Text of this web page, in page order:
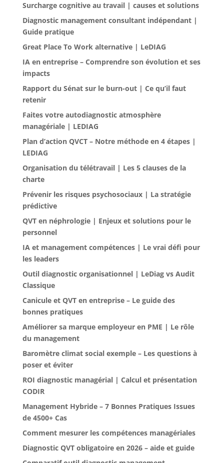
Surcharge cognitive au travail | causes et solutions
Diagnostic management consultant indépendant |
Guide pratique
Great Place To Work alternative | LeDIAG
IA en entreprise – Comprendre son évolution et ses
impacts
Rapport du Sénat sur le burn-out | Ce qu’il faut
retenir
Faites votre autodiagnostic atmosphère
managériale | LEDIAG
Plan d’action QVCT – Notre méthode en 4 étapes |
LEDIAG
Organisation du télétravail | Les 5 clauses de la
charte
Prévenir les risques psychosociaux | La stratégie
prédictive
QVT en néphrologie | Enjeux et solutions pour le
personnel
IA et management compétences | Le vrai défi pour
les leaders
Outil diagnostic organisationnel | LeDiag vs Audit
Classique
Canicule et QVT en entreprise – Le guide des
bonnes pratiques
Améliorer sa marque employeur en PME | Le rôle
du management
Baromètre climat social exemple – Les questions à
poser et éviter
ROI diagnostic managérial | Calcul et présentation
CODIR
Management Hybride – 7 Bonnes Pratiques Issues
de 4500+ Cas
Comment mesurer les compétences managériales
Diagnostic QVT obligatoire en 2026 – aide et guide